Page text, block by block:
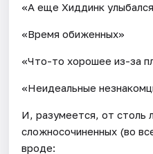
«А еще Хиддинк
«Время обиженных»
«Что-то хорошее из-за
«Неидеальные
И, разумеется, от столь
сложносочиненных (во
вроде: